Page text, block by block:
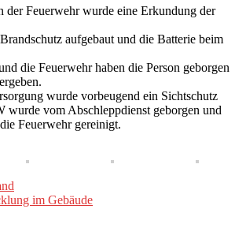
der Feuerwehr wurde eine Erkundung der
aufgebaut und die Batterie beim
die Feuerwehr haben die Person geborgen
wurde vorbeugend ein Sichtschutz
wurde vom Abschleppdienst geborgen und
Feuerwehr gereinigt.
im Gebäude